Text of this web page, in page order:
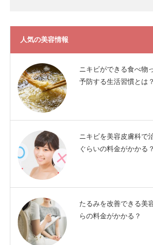
人気の美容情報
ニキビができる食べ物
予防する生活習慣とは
ニキビを美容皮膚科で
ぐらいの料金がかかる
たるみを改善できる美
らの料金がかかる？